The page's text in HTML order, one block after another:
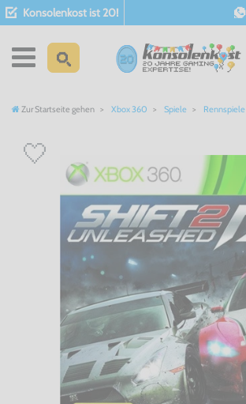
Konsolenkost ist 20!
Zur Startseite gehen Xbox 360 Spiele Rennspiele